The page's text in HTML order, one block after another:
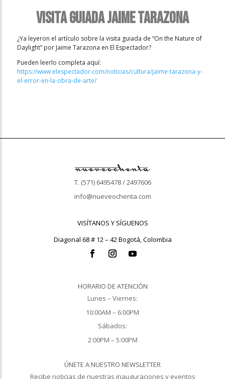
Visita guiada Jaime Tarazona
¿Ya leyeron el artículo sobre la visita guiada de “On the Nature of
Daylight” por Jaime Tarazona en El Espectador?
Pueden leerlo completa aquí:
https://www.elespectador.com/noticias/cultura/jaime-tarazona-y-
el-error-en-la-obra-de-arte/
T. (571) 6495478 / 2497606
info@nueveochenta.com
VISÍTANOS Y SÍGUENOS
Diagonal 68 # 12 – 42 Bogotá, Colombia
HORARIO DE ATENCIÓN
Lunes – Viernes:
10:00AM – 6:00PM
Sábados:
2:00PM – 5:00PM
ÚNETE A NUESTRO NEWSLETTER
Recibe noticias de nuestras inauguraciones y eventos